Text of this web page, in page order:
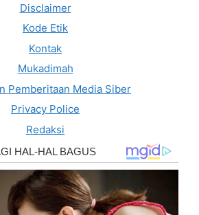
Disclaimer
Kode Etik
Kontak
Mukadimah
Pemberitaan Media Siber
Privacy Police
Redaksi